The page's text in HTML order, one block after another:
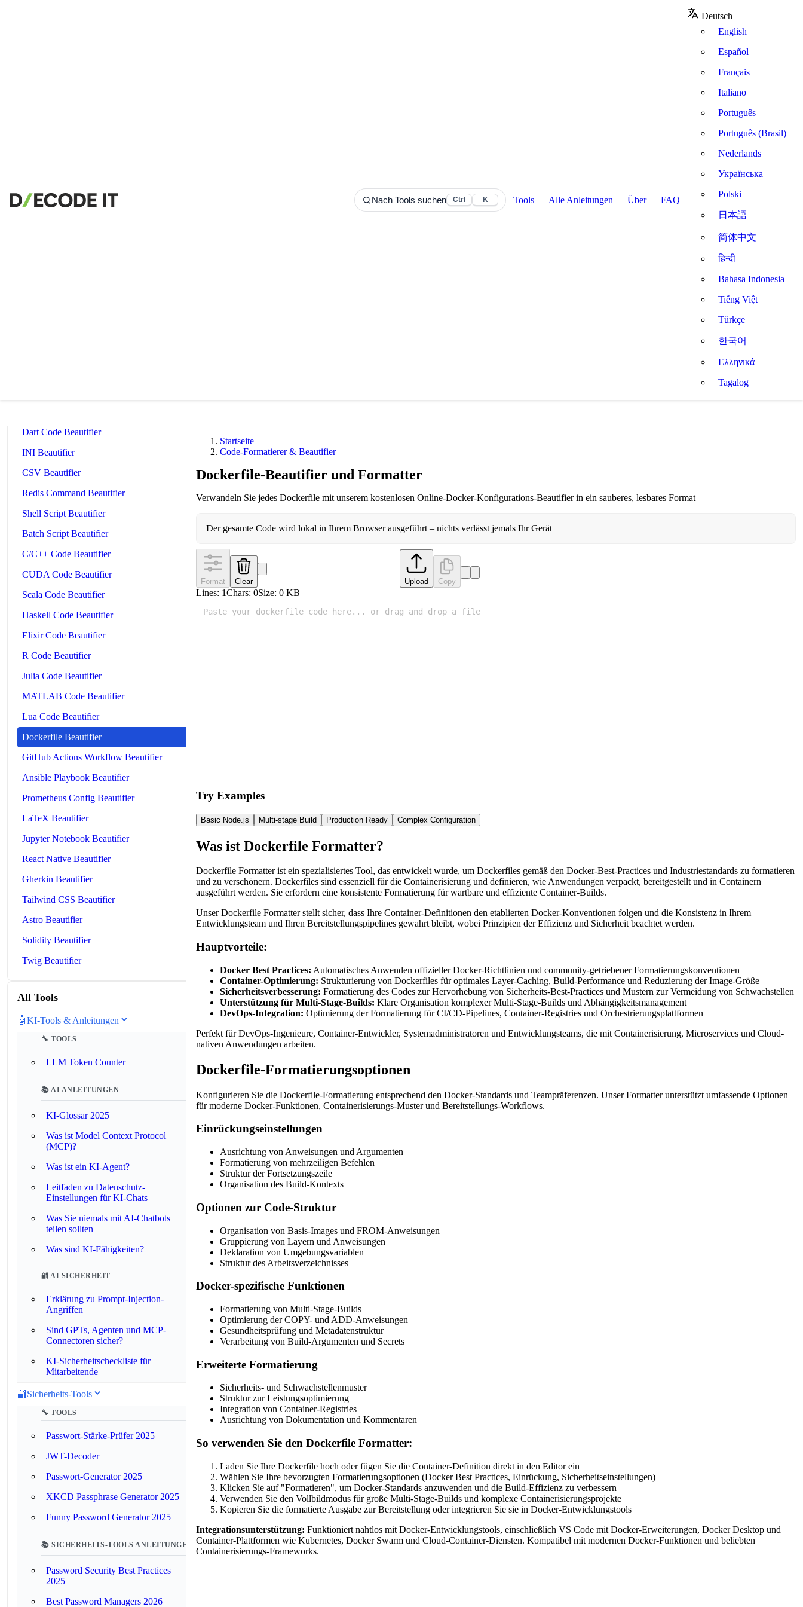
Nach Tools suchen Ctrl K Tools Alle Anleitungen Über FAQ
Deutsch
English
Español
Français
Italiano
Português
Português (Brasil)
Nederlands
Українська
Polski
日本語
简体中文
हिन्दी
Bahasa Indonesia
Tiếng Việt
Türkçe
한국어
Ελληνικά
Tagalog
YAML Beautifier
Dart Code Beautifier
INI Beautifier
CSV Beautifier
Redis Command Beautifier
Shell Script Beautifier
Batch Script Beautifier
C/C++ Code Beautifier
CUDA Code Beautifier
Scala Code Beautifier
Haskell Code Beautifier
Elixir Code Beautifier
R Code Beautifier
Julia Code Beautifier
MATLAB Code Beautifier
Lua Code Beautifier
Dockerfile Beautifier
GitHub Actions Workflow Beautifier
Ansible Playbook Beautifier
Prometheus Config Beautifier
LaTeX Beautifier
Jupyter Notebook Beautifier
React Native Beautifier
Gherkin Beautifier
Tailwind CSS Beautifier
Astro Beautifier
Solidity Beautifier
Twig Beautifier
All Tools
🤖KI-Tools & Anleitungen
🔧 TOOLS
LLM Token Counter
📚 AI ANLEITUNGEN
KI-Glossar 2025
Was ist Model Context Protocol
(MCP)?
Was ist ein KI-Agent?
Leitfaden zu Datenschutz-
Einstellungen für KI-Chats
Was Sie niemals mit AI-Chatbots
teilen sollten
Was sind KI-Fähigkeiten?
🔐 AI SICHERHEIT
Erklärung zu Prompt-Injection-
Angriffen
Sind GPTs, Agenten und MCP-
Connectoren sicher?
KI-Sicherheitscheckliste für
Mitarbeitende
🔐Sicherheits-Tools
🔧 TOOLS
Passwort-Stärke-Prüfer 2025
JWT-Decoder
Passwort-Generator 2025
XKCD Passphrase Generator 2025
Funny Password Generator 2025
📚 SICHERHEITS-TOOLS ANLEITUNGEN
Password Security Best Practices
2025
Best Password Managers 2026
Startseite
Code-Formatierer & Beautifier
Dockerfile-Beautifier und Formatter
Verwandeln Sie jedes Dockerfile mit unserem kostenlosen Online-Docker-Konfigurations-Beautifier in ein sauberes, lesbares Format
Der gesamte Code wird lokal in Ihrem Browser ausgeführt – nichts verlässt jemals Ihr Gerät
Format Clear Upload Copy
Lines: 1Chars: 0Size: 0 KB
Try Examples
Basic Node.js Multi-stage Build Production Ready Complex Configuration
Was ist Dockerfile Formatter?
Dockerfile Formatter ist ein spezialisiertes Tool, das entwickelt wurde, um Dockerfiles gemäß den Docker-Best-Practices und Industriestandards zu formatieren
und zu verschönern. Dockerfiles sind essenziell für die Containerisierung und definieren, wie Anwendungen verpackt, bereitgestellt und in Containern
ausgeführt werden. Sie erfordern eine konsistente Formatierung für wartbare und effiziente Container-Builds.
Unser Dockerfile Formatter stellt sicher, dass Ihre Container-Definitionen den etablierten Docker-Konventionen folgen und die Konsistenz in Ihrem
Entwicklungsteam und Ihren Bereitstellungspipelines gewahrt bleibt, wobei Prinzipien der Effizienz und Sicherheit beachtet werden.
Hauptvorteile:
Docker Best Practices: Automatisches Anwenden offizieller Docker-Richtlinien und community-getriebener Formatierungskonventionen
Container-Optimierung: Strukturierung von Dockerfiles für optimales Layer-Caching, Build-Performance und Reduzierung der Image-Größe
Sicherheitsverbesserung: Formatierung des Codes zur Hervorhebung von Sicherheits-Best-Practices und Mustern zur Vermeidung von Schwachstellen
Unterstützung für Multi-Stage-Builds: Klare Organisation komplexer Multi-Stage-Builds und Abhängigkeitsmanagement
DevOps-Integration: Optimierung der Formatierung für CI/CD-Pipelines, Container-Registries und Orchestrierungsplattformen
Perfekt für DevOps-Ingenieure, Container-Entwickler, Systemadministratoren und Entwicklungsteams, die mit Containerisierung, Microservices und Cloud-
nativen Anwendungen arbeiten.
Dockerfile-Formatierungsoptionen
Konfigurieren Sie die Dockerfile-Formatierung entsprechend den Docker-Standards und Teampräferenzen. Unser Formatter unterstützt umfassende Optionen
für moderne Docker-Funktionen, Containerisierungs-Muster und Bereitstellungs-Workflows.
Einrückungseinstellungen
Ausrichtung von Anweisungen und Argumenten
Formatierung von mehrzeiligen Befehlen
Struktur der Fortsetzungszeile
Organisation des Build-Kontexts
Optionen zur Code-Struktur
Organisation von Basis-Images und FROM-Anweisungen
Gruppierung von Layern und Anweisungen
Deklaration von Umgebungsvariablen
Struktur des Arbeitsverzeichnisses
Docker-spezifische Funktionen
Formatierung von Multi-Stage-Builds
Optimierung der COPY- und ADD-Anweisungen
Gesundheitsprüfung und Metadatenstruktur
Verarbeitung von Build-Argumenten und Secrets
Erweiterte Formatierung
Sicherheits- und Schwachstellenmuster
Struktur zur Leistungsoptimierung
Integration von Container-Registries
Ausrichtung von Dokumentation und Kommentaren
So verwenden Sie den Dockerfile Formatter:
Laden Sie Ihre Dockerfile hoch oder fügen Sie die Container-Definition direkt in den Editor ein
Wählen Sie Ihre bevorzugten Formatierungsoptionen (Docker Best Practices, Einrückung, Sicherheitseinstellungen)
Klicken Sie auf "Formatieren", um Docker-Standards anzuwenden und die Build-Effizienz zu verbessern
Verwenden Sie den Vollbildmodus für große Multi-Stage-Builds und komplexe Containerisierungsprojekte
Kopieren Sie die formatierte Ausgabe zur Bereitstellung oder integrieren Sie sie in Docker-Entwicklungstools
Integrationsunterstützung: Funktioniert nahtlos mit Docker-Entwicklungstools, einschließlich VS Code mit Docker-Erweiterungen, Docker Desktop und
Container-Plattformen wie Kubernetes, Docker Swarm und Cloud-Container-Diensten. Kompatibel mit modernen Docker-Funktionen und beliebten
Containerisierungs-Frameworks.